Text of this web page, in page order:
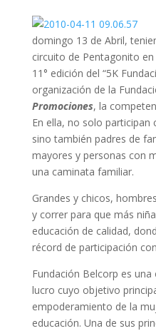
domingo 13 de Abril,
circuito de Pentagonito
11° edición del “5K
organización de la
Promociones, la
En ella, no solo
sino también padres de
mayores y personas con
una caminata familiar.
Grandes y chicos,
y correr para que más
educación de calidad,
récord de participación
Fundación Belcorp es
lucro cuyo objetivo
empoderamiento de la
educación. Una de sus